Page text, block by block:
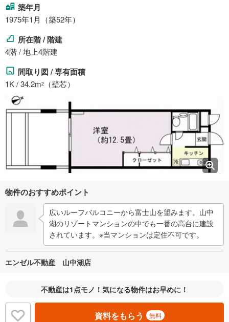
築年月
1975年1月（築52年）
所在階 / 階建
4階 / 地上4階建
間取り図 / 専有面積
1K / 34.2m2 （壁芯）
物件のおすすめポイント
広いルーフバルコニーから富士山を望みます。山中
湖のリゾートマンションの中でも一番の高台に建設
されています。※当マンションは定住不可です。
エンゼル不動産 山中湖店
不動産は1点モノ！気になる物件はお早めに！
資料をもらう 無料